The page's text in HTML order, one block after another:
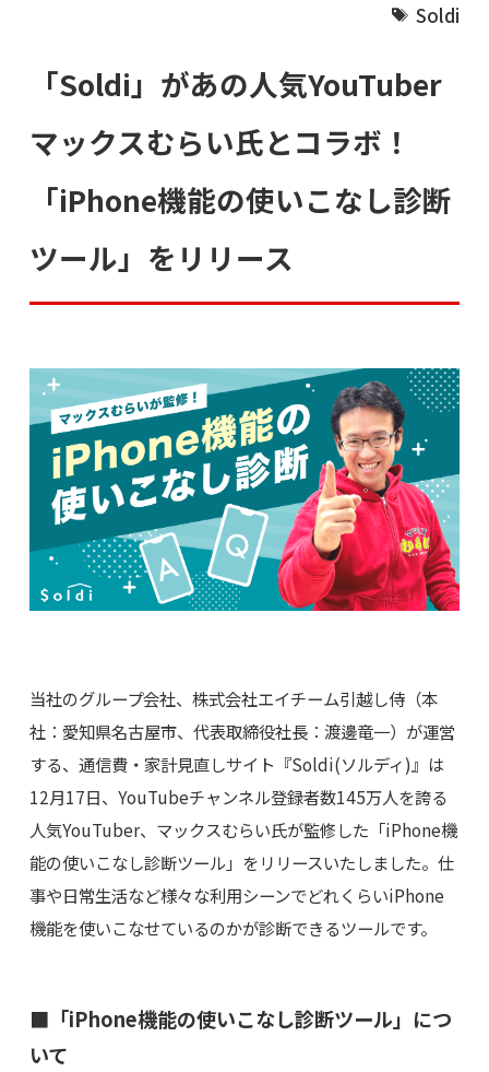
Soldi
「Soldi」があの人気YouTuber
マックスむらい氏とコラボ！
「iPhone機能の使いこなし診断
ツール」をリリース
当社のグループ会社、株式会社エイチーム引越し侍（本
社：愛知県名古屋市、代表取締役社長：渡邊竜一）が運営
する、通信費・家計見直しサイト『Soldi(ソルディ)』は
12月17日、YouTubeチャンネル登録者数145万人を誇る
人気YouTuber、マックスむらい氏が監修した「iPhone機
能の使いこなし診断ツール」をリリースいたしました。仕
事や日常生活など様々な利用シーンでどれくらいiPhone
機能を使いこなせているのかが診断できるツールです。
■「iPhone機能の使いこなし診断ツール」につ
いて